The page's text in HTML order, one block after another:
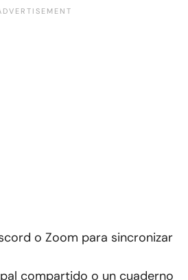
o Zoom para sincronizar
compartido o un cuaderno